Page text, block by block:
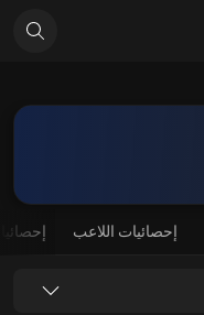
إحصائيات اللاعب